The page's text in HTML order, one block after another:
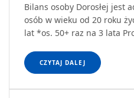
Bilans osoby Dorosłej jest
osób w wieku od 20 roku
lat *os. 50+ raz na 3 lata
CZYTAJ DALEJ